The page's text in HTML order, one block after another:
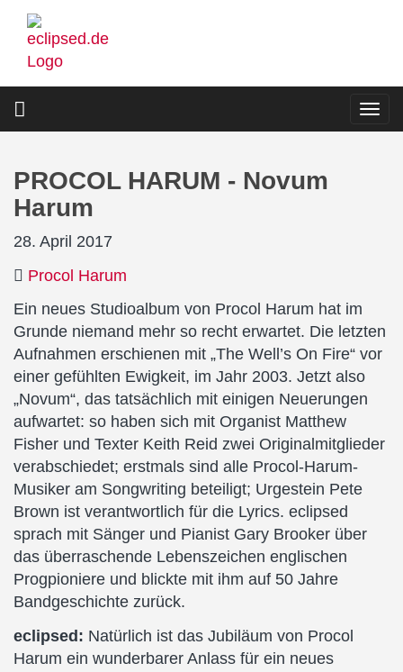
Direkt
zum
Inhalt
PROCOL HARUM - Novum
Harum
28. April 2017
Procol Harum
Ein neues Studioalbum von Procol Harum hat im
Grunde niemand mehr so recht erwartet. Die letzten
Aufnahmen erschienen mit „The Well’s On Fire“ vor
einer gefühlten Ewigkeit, im Jahr 2003. Jetzt also
„Novum“, das tatsächlich mit einigen Neuerungen
aufwartet: so haben sich mit Organist Matthew
Fisher und Texter Keith Reid zwei Originalmitglieder
verabschiedet; erstmals sind alle Procol-Harum-
Musiker am Songwriting beteiligt; Urgestein Pete
Brown ist verantwortlich für die Lyrics. eclipsed
sprach mit Sänger und Pianist Gary Brooker über
das überraschende Lebenszeichen englischen
Progpioniere und blickte mit ihm auf 50 Jahre
Bandgeschichte zurück.
eclipsed: Natürlich ist das Jubiläum von Procol
Harum ein wunderbarer Anlass für ein neues